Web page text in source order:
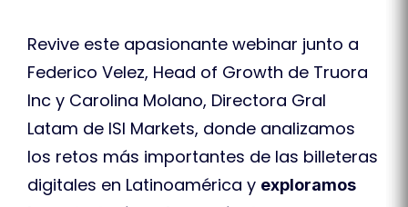
Revive este apasionante webinar junto a
Federico Velez, Head of Growth de Truora
Inc y Carolina Molano, Directora Gral
Latam de ISI Markets, donde analizamos
los retos más importantes de las billeteras
digitales en Latinoamérica y exploramos